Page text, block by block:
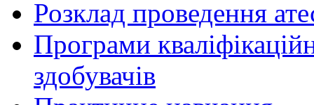
Розклад проведення
Програми
здобувачів